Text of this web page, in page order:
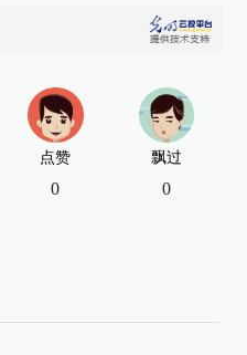
点赞
0
飘过
0